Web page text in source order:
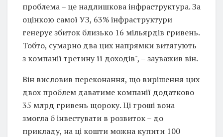
проблема – це надлишкова інфраструктура. За
оцінкою самої УЗ, 63% інфраструктури
генерує збиток близько 16 мільярдів гривень.
Тобто, сумарно два цих напрямки витягують
з компанії третину її доходів", – зауважив він.
Він висловив переконання, що вирішення цих
двох проблем даватиме компанії додатково
35 млрд гривень щороку. Ці гроші вона
змогла б інвестувати в розвиток – до
прикладу, на ці кошти можна купити 100